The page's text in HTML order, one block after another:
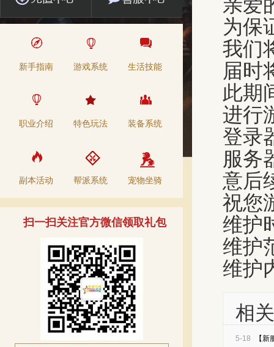
新手指南 游戏系统 生活技能
职业介绍 特色玩法 装备系统
副本活动 帮派系统 宠物坐骑
扫一扫关注官方微信领取礼包
亲爱
为保
我们
届时
此期
进行
登录
服务
意后
祝您
维护
维护
维护
相
5-18
【